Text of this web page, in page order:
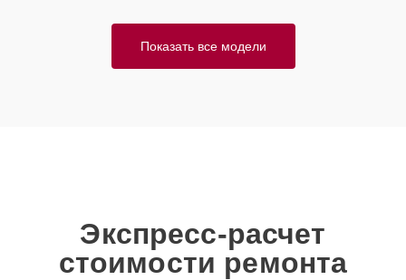
Показать все модели
Экспресс-расчет
стоимости ремонта